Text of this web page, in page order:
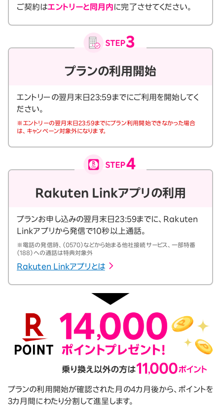
ご契約はエントリーと同月内に完了させてください。
プランの利用開始
エントリーの翌月末日23:59までにご利用を開始してく
ださい。
※エントリーの翌月末日23:59までにプラン利用開始できなかった場合
は、キャンペーン対象外になります。
Rakuten Linkアプリの利用
プランお申し込みの翌月末日23:59までに、Rakuten
Linkアプリから発信で10秒以上通話。
※電話の発信時、（0570）などから始まる他社接続サービス、一部特番
（188）への通話は特典対象外
Rakuten Linkアプリとは
プランの利用開始が確認された月の4カ月後から、ポイントを
3カ月間にわたり分割して進呈します。